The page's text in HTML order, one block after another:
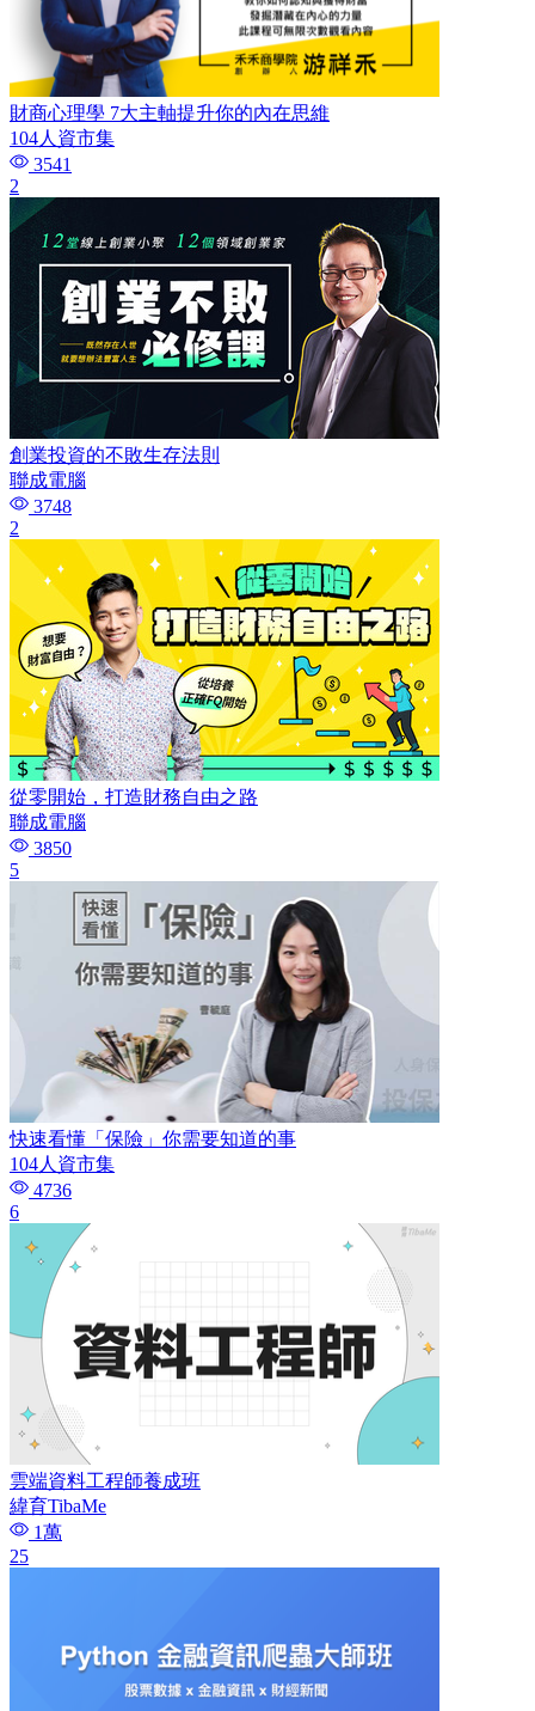
財商心理學 7大主軸提升你的內在思維
104人資市集
3541
2
創業投資的不敗生存法則
聯成電腦
3748
2
從零開始，打造財務自由之路
聯成電腦
3850
5
快速看懂「保險」你需要知道的事
104人資市集
4736
6
雲端資料工程師養成班
緯育TibaMe
1萬
25